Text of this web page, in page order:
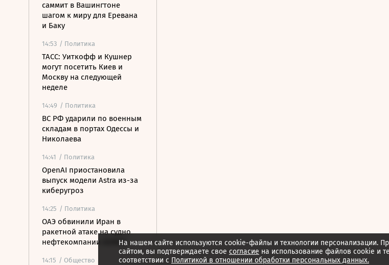
саммит в Вашингтоне
шагом к миру для Еревана
и Баку
14:53 / Политика
ТАСС: Уиткофф и Кушнер
могут посетить Киев и
Москву на следующей
неделе
14:49 / Политика
ВС РФ ударили по военным
складам в портах Одессы и
Николаева
14:41 / Политика
OpenAI приостановила
выпуск модели Astra из-за
киберугроз
14:25 / Политика
ОАЭ обвинили Иран в
ракетной атаке на судно
нефтекомпании ADNOC
14:15 / Общество
На нашем сайте используются cookie-файлы и технологии персонализации.
сайтом, вы подтверждаете свое согласие на использование файлов cookie и
соответствии с Политикой в отношении обработки персональных данных.